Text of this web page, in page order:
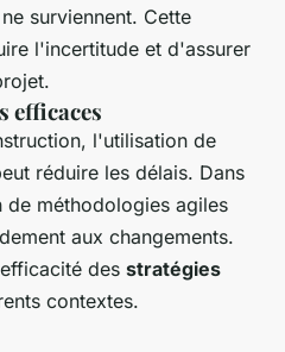
surviennent. Cette
l'incertitude et d'assurer
efficaces
l'utilisation de
réduire les délais. Dans
méthodologies agiles
aux changements.
des stratégies
contextes.